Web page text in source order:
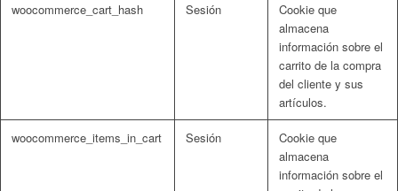
woocommerce_cart_hash Sesión
Cookie que
almacena
información sobre el
carrito de la compra
del cliente y sus
artículos.
woocommerce_items_in_cart Sesión
Cookie que
almacena
información sobre el